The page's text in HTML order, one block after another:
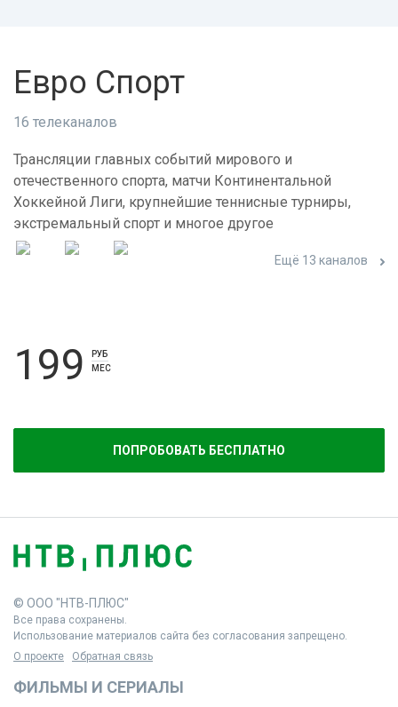
Евро Спорт
16 телеканалов
Трансляции главных событий мирового и
отечественного спорта, матчи Континентальной
Хоккейной Лиги, крупнейшие теннисные турниры,
экстремальный спорт и многое другое
Ещё 13 каналов
199
РУБ
МЕС
ПОПРОБОВАТЬ БЕСПЛАТНО
© ООО "НТВ-ПЛЮС"
Все права сохранены.
Использование материалов сайта без согласования запрещено.
О проекте
Обратная связь
ФИЛЬМЫ И СЕРИАЛЫ